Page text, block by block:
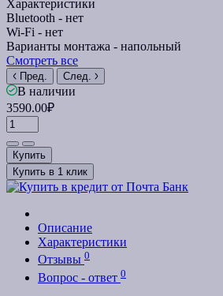
Характеристики
Bluetooth - нет
Wi-Fi - нет
Варианты монтажа - напольный
Смотреть все
Пред. След.
В наличии
3590.00₽
Купить
Купить в 1 клик
Описание
Характеристики
Отзывы 0
Вопрос - ответ 0